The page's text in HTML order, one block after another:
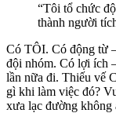
“Tôi tổ chức
thành người
Có TÔI. Có động từ
đội nhóm. Có lợi ích
lần nữa đi. Thiếu vế
gì khi làm việc đó?
xưa lạc đường